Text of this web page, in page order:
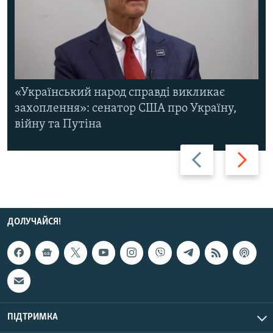
Назад Вперед
«Український народ справді викликає
захоплення»: сенатор США про Україну,
війну та Путіна
ДОЛУЧАЙСЯ!
ПІДТРИМКА